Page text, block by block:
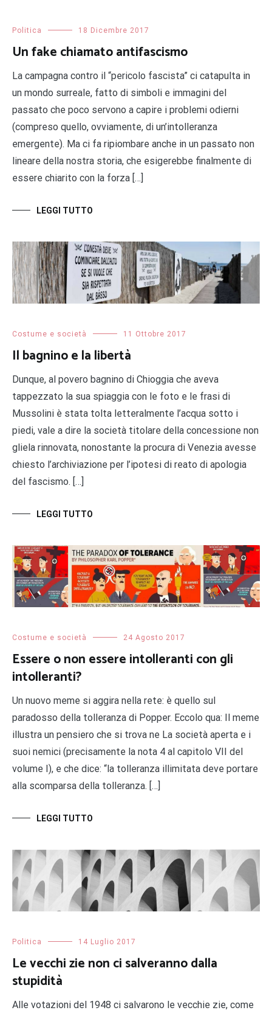
Politica 18 Dicembre 2017
Un fake chiamato antifascismo
La campagna contro il “pericolo fascista” ci catapulta in
un mondo surreale, fatto di simboli e immagini del
passato che poco servono a capire i problemi odierni
(compreso quello, ovviamente, di un’intolleranza
emergente). Ma ci fa ripiombare anche in un passato non
lineare della nostra storia, che esigerebbe finalmente di
essere chiarito con la forza […]
LEGGI TUTTO
Costume e società 11 Ottobre 2017
Il bagnino e la libertà
Dunque, al povero bagnino di Chioggia che aveva
tappezzato la sua spiaggia con le foto e le frasi di
Mussolini è stata tolta letteralmente l’acqua sotto i
piedi, vale a dire la società titolare della concessione non
gliela rinnovata, nonostante la procura di Venezia avesse
chiesto l’archiviazione per l’ipotesi di reato di apologia
del fascismo. […]
LEGGI TUTTO
Costume e società 24 Agosto 2017
Essere o non essere intolleranti con gli
intolleranti?
Un nuovo meme si aggira nella rete: è quello sul
paradosso della tolleranza di Popper. Eccolo qua: Il meme
illustra un pensiero che si trova ne La società aperta e i
suoi nemici (precisamente la nota 4 al capitolo VII del
volume I), e che dice: “la tolleranza illimitata deve portare
alla scomparsa della tolleranza. […]
LEGGI TUTTO
Politica 14 Luglio 2017
Le vecchi zie non ci salveranno dalla
stupidità
Alle votazioni del 1948 ci salvarono le vecchie zie, come